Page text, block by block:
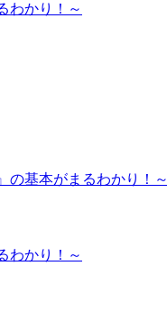
わかり！～
の基本がまるわかり！～
わかり！～